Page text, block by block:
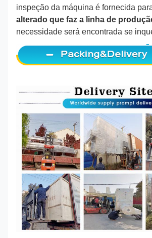
inspeção da máquina é fornecida
alterado que faz a linha de
necessidade será encontrada se